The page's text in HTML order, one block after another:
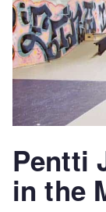
Pentti
in the